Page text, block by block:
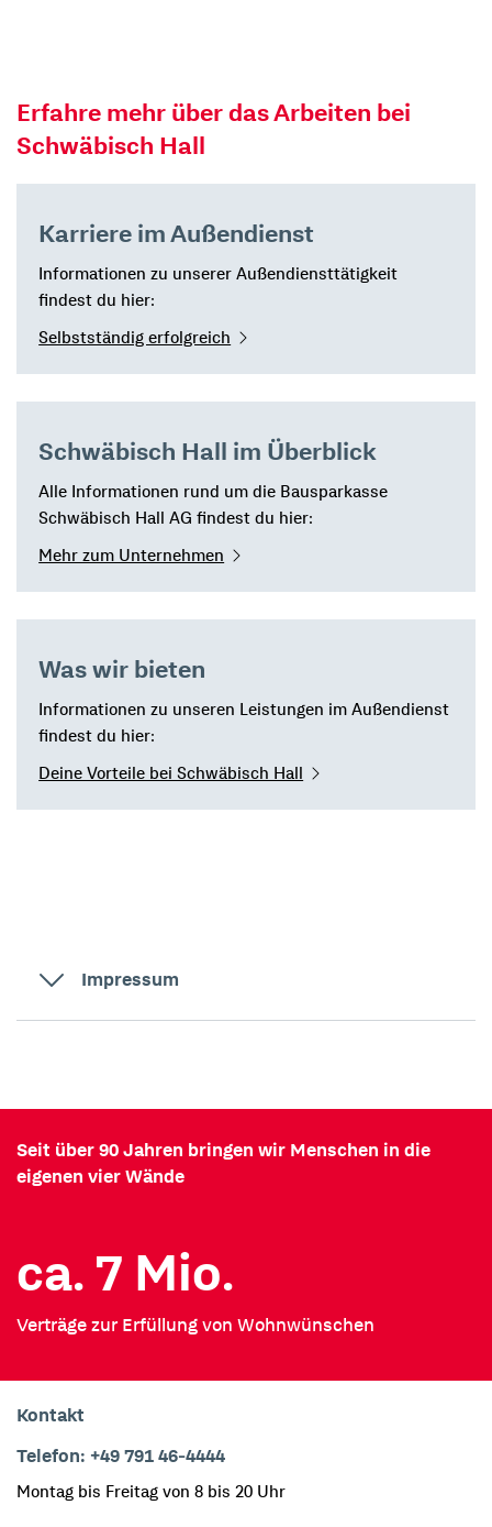
Erfahre mehr über das Arbeiten bei
Schwäbisch Hall
Karriere im Außendienst
Informationen zu unserer Außendiensttätigkeit
findest du hier:
Selbstständig erfolgreich
Schwäbisch Hall im Überblick
Alle Informationen rund um die Bausparkasse
Schwäbisch Hall AG findest du hier:
Mehr zum Unternehmen
Was wir bieten
Informationen zu unseren Leistungen im Außendienst
findest du hier:
Deine Vorteile bei Schwäbisch Hall
Impressum
Seit über 90 Jahren bringen wir Menschen in die
eigenen vier Wände
ca. 7 Mio.
Verträge zur Erfüllung von Wohnwünschen
Kontakt
Telefon: +49 791 46-4444
Montag bis Freitag von 8 bis 20 Uhr